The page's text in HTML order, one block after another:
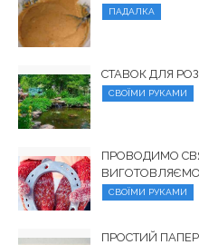
ПАДАЛКА
СТАВОК ДЛЯ
СВОЇМИ РУКАМИ
ПРОВОДИМО
СВОЇМИ РУКАМИ
ПРОСТИЙ